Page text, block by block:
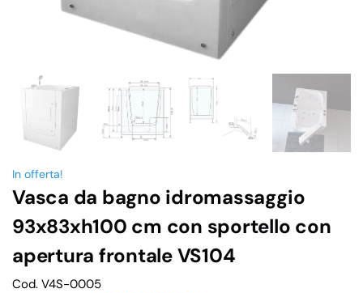
In offerta!
Vasca da bagno idromassaggio
93x83xh100 cm con sportello con
apertura frontale VS104
Cod. V4S-0005